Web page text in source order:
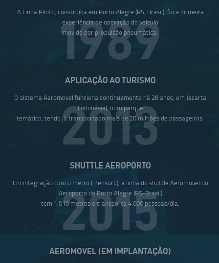
A Linha Piloto, construída em Porto Alegre (RS, Brasil), foi a primeira
experiência de operação do veículo
movido por propulsão pneumática.
1989
APLICAÇÃO AO TURISMO
O sistema Aeromovel funciona continuamente há 28 anos, em Jacarta
(Indonésia), num parque
temático, tendo já transportado mais de 20 milhões de passageiros.
2013
SHUTTLE AEROPORTO
Em integração com o metro (Trensurb), a linha do shuttle Aeromovel do
Aeroporto de Porto Alegre (RS-Brasil)
tem 1.010 metros e transporta 4.000 pessoas/dia.
2015
AEROMOVEL (EM IMPLANTAÇÃO)